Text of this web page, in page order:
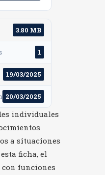
3.80 MB
1
19/03/2025
20/03/2025
individuales
a situaciones
ficha, el
funciones